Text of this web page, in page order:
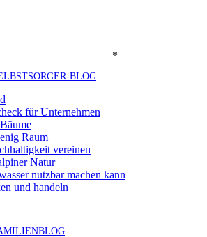
*
BLOG
für Unternehmen
Raum
vereinen
Natur
nutzbar machen kann
und handeln